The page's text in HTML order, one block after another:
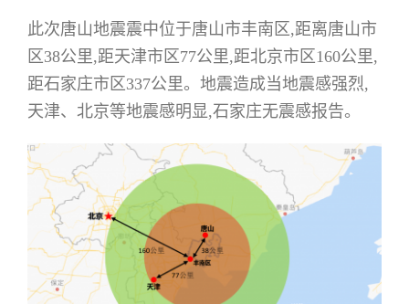
此次唐山地震震中位于唐山市丰南区,距离唐山市
区38公里,距天津市区77公里,距北京市区160公里,
距石家庄市区337公里。地震造成当地震感强烈,
天津、北京等地震感明显,石家庄无震感报告。